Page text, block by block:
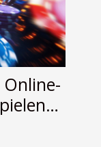
Online-